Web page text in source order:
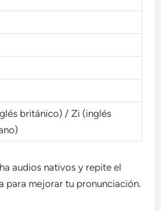
británico) / Zi (inglés
audios nativos y repite el
para mejorar tu pronunciación.